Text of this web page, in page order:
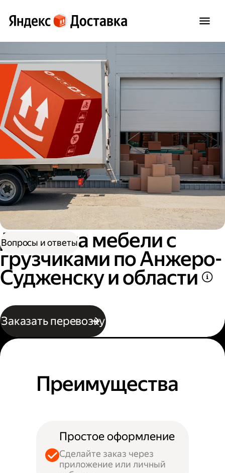
Доставка мебели с
грузчиками по Анжеро-
Судженску и области
Заказать перевозку
Вопросы и ответы
Преимущества
Простое оформление
Сделайте заказ через
приложение или личный